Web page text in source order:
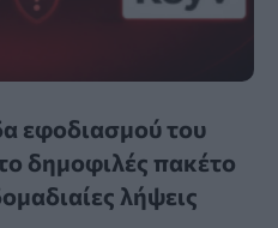
εφοδιασμού του
δημοφιλές πακέτο
λήψεις